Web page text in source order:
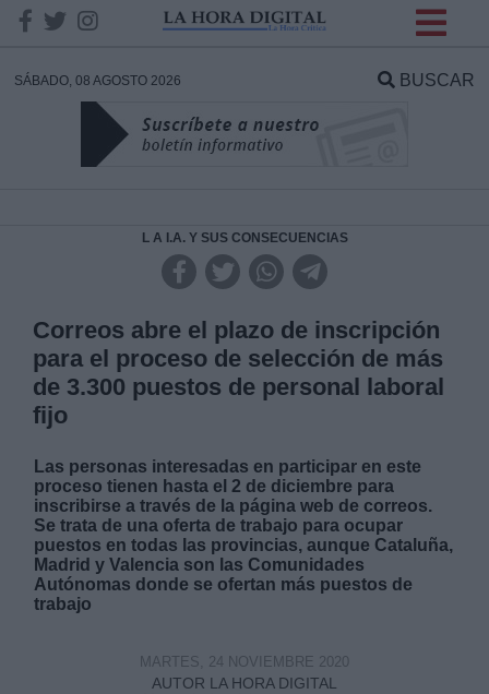
SÁBADO, 08 AGOSTO 2026 BUSCAR
L A I.A. Y SUS CONSECUENCIAS
Correos abre el plazo de inscripción
para el proceso de selección de más
de 3.300 puestos de personal laboral
fijo
Las personas interesadas en participar en este
proceso tienen hasta el 2 de diciembre para
inscribirse a través de la página web de correos.
Se trata de una oferta de trabajo para ocupar
puestos en todas las provincias, aunque Cataluña,
Madrid y Valencia son las Comunidades
Autónomas donde se ofertan más puestos de
trabajo
AUTOR LA HORA DIGITAL
MARTES, 24 NOVIEMBRE 2020
DATOS
Responsable:
Legitimación: